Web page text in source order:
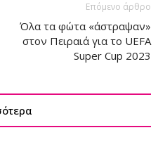
Επόμενο άρθρο
Όλα τα φώτα «άστραψαν»
στον Πειραιά για το UEFA
Super Cup 2023